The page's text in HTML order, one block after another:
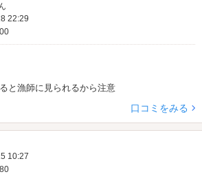
22:29
星のうち5
と漁師に見られるから注意
口コミをみる
10:27
星のうち3.5